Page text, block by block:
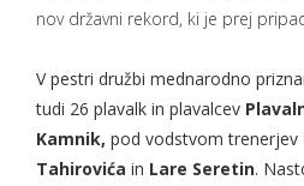
nov državni rekord, ki je prej
V pestri družbi mednarodno
tudi 26 plavalk in plavalcev
Kamnik, pod vodstvom trenerjev
Tahirovića in Lare Seretin.